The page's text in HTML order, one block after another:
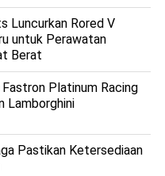
Luncurkan Rored V
untuk Perawatan
Berat
Platinum Racing
Lamborghini
Pastikan Ketersediaan